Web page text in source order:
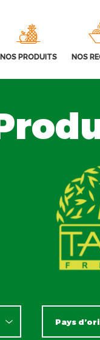
NOS PRODUITS NOS